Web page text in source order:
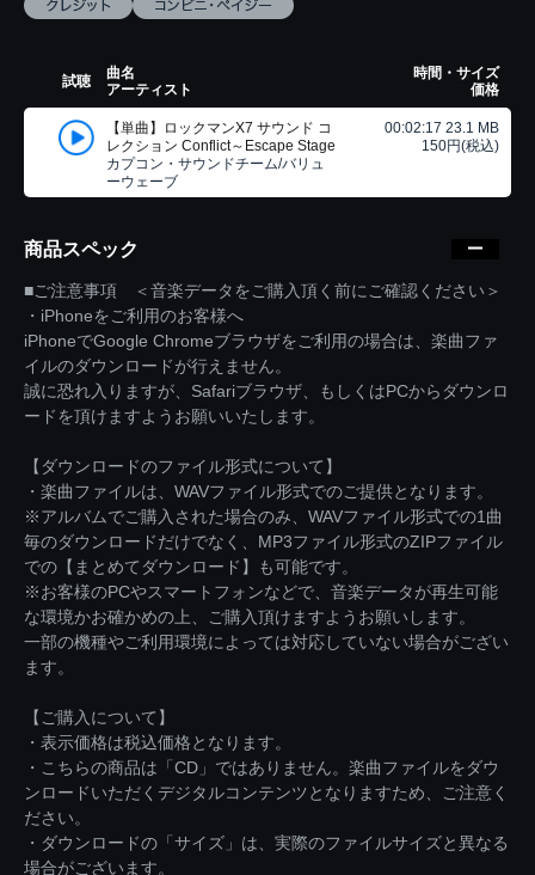
試聴
曲名
アーティスト
時間・サイズ
価格
【単曲】ロックマンX7 サウンド コ
レクション Conflict～Escape Stage
カプコン・サウンドチーム/バリュ
ーウェーブ
00:02:17 23.1 MB
150円(税込)
商品スペック
■ご注意事項 ＜音楽データをご購入頂く前にご確認ください＞
・iPhoneをご利用のお客様へ
iPhoneでGoogle Chromeブラウザをご利用の場合は、楽曲ファ
イルのダウンロードが行えません。
誠に恐れ入りますが、Safariブラウザ、もしくはPCからダウンロ
ードを頂けますようお願いいたします。
【ダウンロードのファイル形式について】
・楽曲ファイルは、WAVファイル形式でのご提供となります。
※アルバムでご購入された場合のみ、WAVファイル形式での1曲
毎のダウンロードだけでなく、MP3ファイル形式のZIPファイル
での【まとめてダウンロード】も可能です。
※お客様のPCやスマートフォンなどで、音楽データが再生可能
な環境かお確かめの上、ご購入頂けますようお願いします。
一部の機種やご利用環境によっては対応していない場合がござい
ます。
【ご購入について】
・表示価格は税込価格となります。
・こちらの商品は「CD」ではありません。楽曲ファイルをダウ
ンロードいただくデジタルコンテンツとなりますため、ご注意く
ださい。
・ダウンロードの「サイズ」は、実際のファイルサイズと異なる
場合がございます。